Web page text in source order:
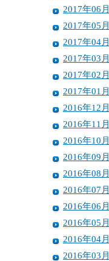
2017年06月
2017年05月
2017年04月
2017年03月
2017年02月
2017年01月
2016年12月
2016年11月
2016年10月
2016年09月
2016年08月
2016年07月
2016年06月
2016年05月
2016年04月
2016年03月